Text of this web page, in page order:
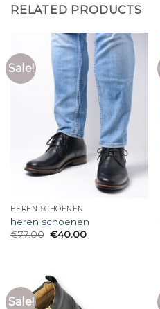
RELATED PRODUCTS
Sale!
HEREN SCHOENEN
heren schoenen
€77.00 €40.00
Sale!